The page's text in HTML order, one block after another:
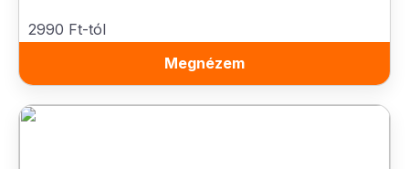
2990 Ft-tól
Megnézem